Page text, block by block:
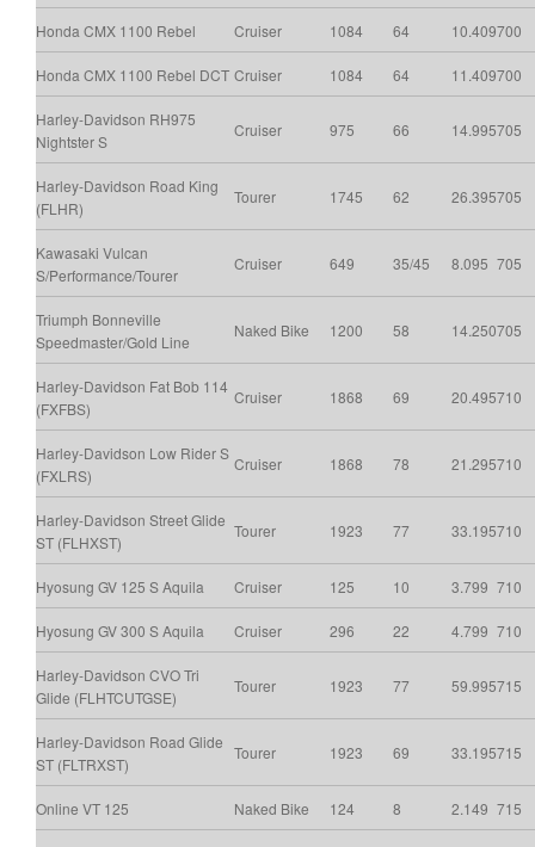
Honda CMX 1100 Rebel Cruiser 1084 64 10.409700
Honda CMX 1100 Rebel DCT Cruiser 1084 64 11.409700
Harley-Davidson RH975
Nightster S
Cruiser 975 66 14.995705
Harley-Davidson Road King
(FLHR)
Tourer 1745 62 26.395705
Kawasaki Vulcan
S/Performance/Tourer
Cruiser 649 35/45 8.095 705
Triumph Bonneville
Speedmaster/Gold Line
Naked Bike 1200 58 14.250705
Harley-Davidson Fat Bob 114
(FXFBS)
Cruiser 1868 69 20.495710
Harley-Davidson Low Rider S
(FXLRS)
Cruiser 1868 78 21.295710
Harley-Davidson Street Glide
ST (FLHXST)
Tourer 1923 77 33.195710
Hyosung GV 125 S Aquila Cruiser 125 10 3.799 710
Hyosung GV 300 S Aquila Cruiser 296 22 4.799 710
Harley-Davidson CVO Tri
Glide (FLHTCUTGSE)
Tourer 1923 77 59.995715
Harley-Davidson Road Glide
ST (FLTRXST)
Tourer 1923 69 33.195715
Online VT 125 Naked Bike 124 8 2.149 715